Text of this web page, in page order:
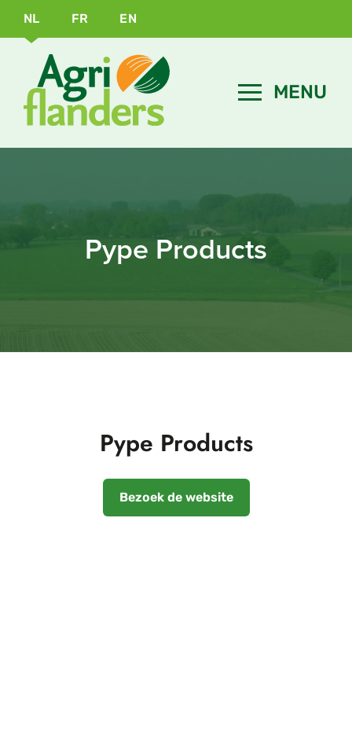
NL FR EN
Pype Products
Pype Products
Bezoek de website